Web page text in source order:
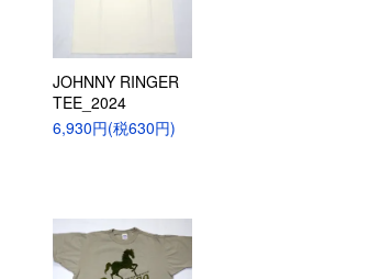
JOHNNY RINGER
TEE_2024
6,930円(税630円)